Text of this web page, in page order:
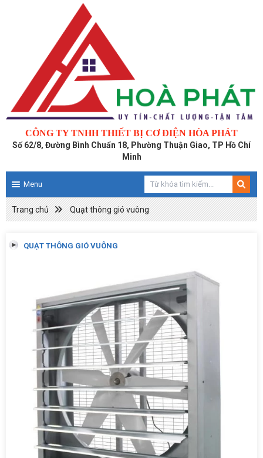
CÔNG TY TNHH THIẾT BỊ CƠ ĐIỆN HÒA PHÁT
Số 62/8, Đường Bình Chuẩn 18, Phường Thuận Giao, TP Hồ Chí
Minh
Menu
Trang chủ Quạt thông gió vuông
QUẠT THÔNG GIÓ VUÔNG